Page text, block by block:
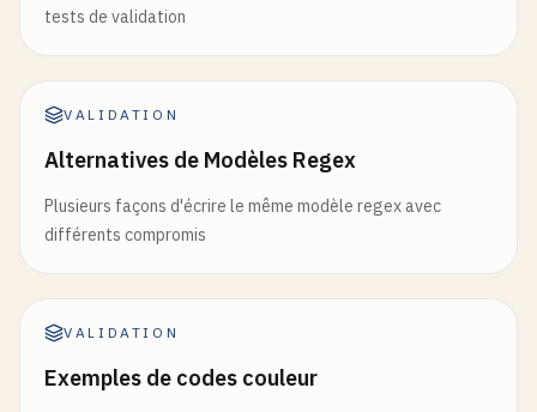
tests de validation
VALIDATION
Alternatives de Modèles Regex
Plusieurs façons d'écrire le même modèle regex avec
différents compromis
VALIDATION
Exemples de codes couleur